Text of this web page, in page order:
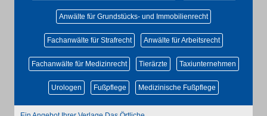
Anwälte für Grundstücks- und Immobilienrecht
Fachanwälte für Strafrecht Anwälte für Arbeitsrecht
Fachanwälte für Medizinrecht Tierärzte Taxiunternehmen
Urologen Fußpflege Medizinische Fußpflege